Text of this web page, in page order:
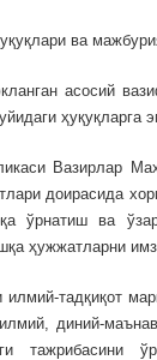
ва
асосий
ҳуқуқларга
Вазирлар
доирасида
ўрнатиш ва
ҳужжатларни
тадқиқот
диний-
тажрибасини